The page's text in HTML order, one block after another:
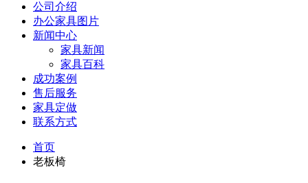
公司介绍
办公家具图片
新闻中心
家具新闻
家具百科
成功案例
售后服务
家具定做
联系方式
首页
老板椅